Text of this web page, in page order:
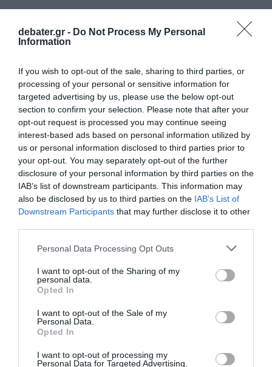
debater.gr - Do Not Process My Personal
Information
If you wish to opt-out of the sale, sharing to third parties, or
processing of your personal or sensitive information for
targeted advertising by us, please use the below opt-out
section to confirm your selection. Please note that after your
opt-out request is processed you may continue seeing
interest-based ads based on personal information utilized by
us or personal information disclosed to third parties prior to
your opt-out. You may separately opt-out of the further
disclosure of your personal information by third parties on the
IAB’s list of downstream participants. This information may
also be disclosed by us to third parties on the IAB’s List of
Downstream Participants that may further disclose it to other
Please note that this website/app uses one or more Google
not limited to your visit or usage behaviour. You may click to
grant or deny consent to Google and its third-party tags to
use your data for below specified purposes in below Google
consent section.
Personal Data Processing Opt Outs
I want to opt-out of the Sharing of my
personal data.
Opted In
I want to opt-out of the Sale of my
Personal Data.
Opted In
I want to opt-out of processing my
Personal Data for Targeted Advertising.
ΔΙΕΘΝΗ